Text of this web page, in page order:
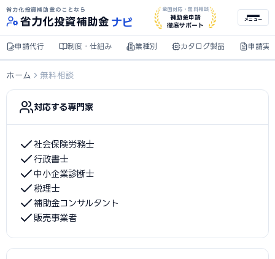
省力化投資補助金のことなら
省力化投資補助金 ナビ
全国対応・無料相談
補助金申請
徹底サポート
メニュー
申請代行 制度・仕組み 業種別 カタログ製品 申請実
ホーム 無料相談
対応する専門家
社会保険労務士
行政書士
中小企業診断士
税理士
補助金コンサルタント
販売事業者